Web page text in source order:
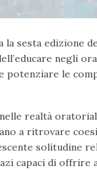
sesta edizione
negli
potenziare le
realtà
a ritrovare
solitudine
capaci di offrire